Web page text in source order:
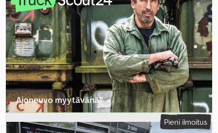
2 090 mm, kokonaiskorkeus:2 260 mm, kuormatilan tilavuus:3 m³,
kuormatilan pituus: 3 400 mm , lastitilan leveys:2 040 mm
kuormatilan korkeus:
400 mm, Varusteet:ABS, elektroninen
ajonvakautusjärjestelmä (ESP), ilmastointi,
Ajoneuvo myytävänä?
Luo ilmoitus Pieni ilmoitus